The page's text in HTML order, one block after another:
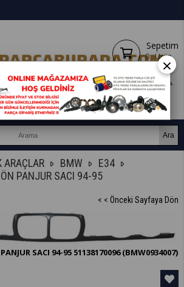
Sepetim
0 Ürün
ARAÇLAR BMW
E34
PANJUR SACI 94-95
< < Önceki Sayfaya Dön
SACI 94-95 51138170096(BMW0934007)
×